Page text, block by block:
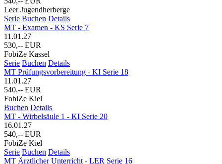
Leer Jugendherberge
Serie Buchen Details
MT - Examen - KS Serie 7
11.01.27
530,-- EUR
FobiZe Kassel
Serie Buchen Details
MT Prüfungsvorbereitung - KI Serie 18
11.01.27
540,-- EUR
FobiZe Kiel
Buchen Details
MT - Wirbelsäule 1 - KI Serie 20
16.01.27
540,-- EUR
FobiZe Kiel
Serie Buchen Details
MT Ärztlicher Unterricht - LER Serie 16